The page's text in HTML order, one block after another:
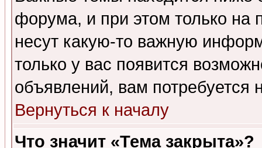
форума, и при этом только на
несут какую-то важную
только у вас появится
объявлений, вам потребуется
Вернуться к началу
Что значит «Тема закрыта»?